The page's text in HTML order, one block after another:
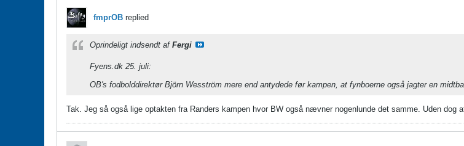
fmprOB replied
Oprindeligt indsendt af Fergi
Fyens.dk 25. juli:
OB's fodbolddirektør Björn Wesström mere end antydede før kampen, at fynboerne også jagter en
Tak. Jeg så også lige optakten fra Randers kampen hvor BW også nævner nogenlunde det samme. Uden dog